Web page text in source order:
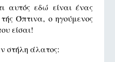
αυτός εδώ είναι ένας
Όπτινα, ο ηγούμενος
είσαι!
στήλη άλατος: